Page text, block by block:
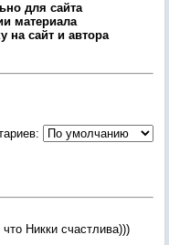
для сайта
материала
на сайт и автора
Никки счастлива)))